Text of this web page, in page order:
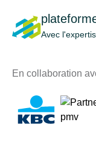
Avec
En collaboration